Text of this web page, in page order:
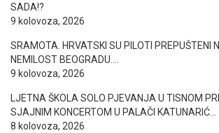
SADA!?
9 kolovoza, 2026
SRAMOTA. HRVATSKI SU PILOTI PREPUŠTENI
NEMILOST BEOGRADU….
9 kolovoza, 2026
LJETNA ŠKOLA SOLO PJEVANJA U TISNOM
SJAJNIM KONCERTOM U PALAČI KATUNARIĆ…
8 kolovoza, 2026